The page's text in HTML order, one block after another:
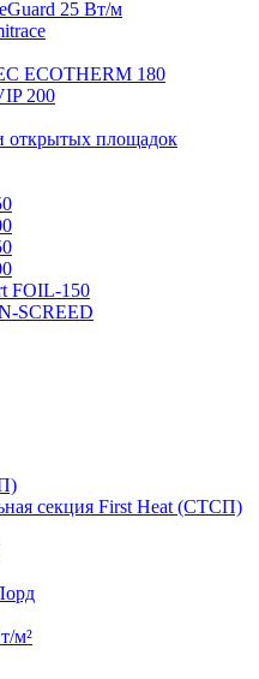
25 Вт/м
ECOTHERM 180
200
открытых площадок
FOIL-150
SCREED
секция First Heat (СТСП)
м²